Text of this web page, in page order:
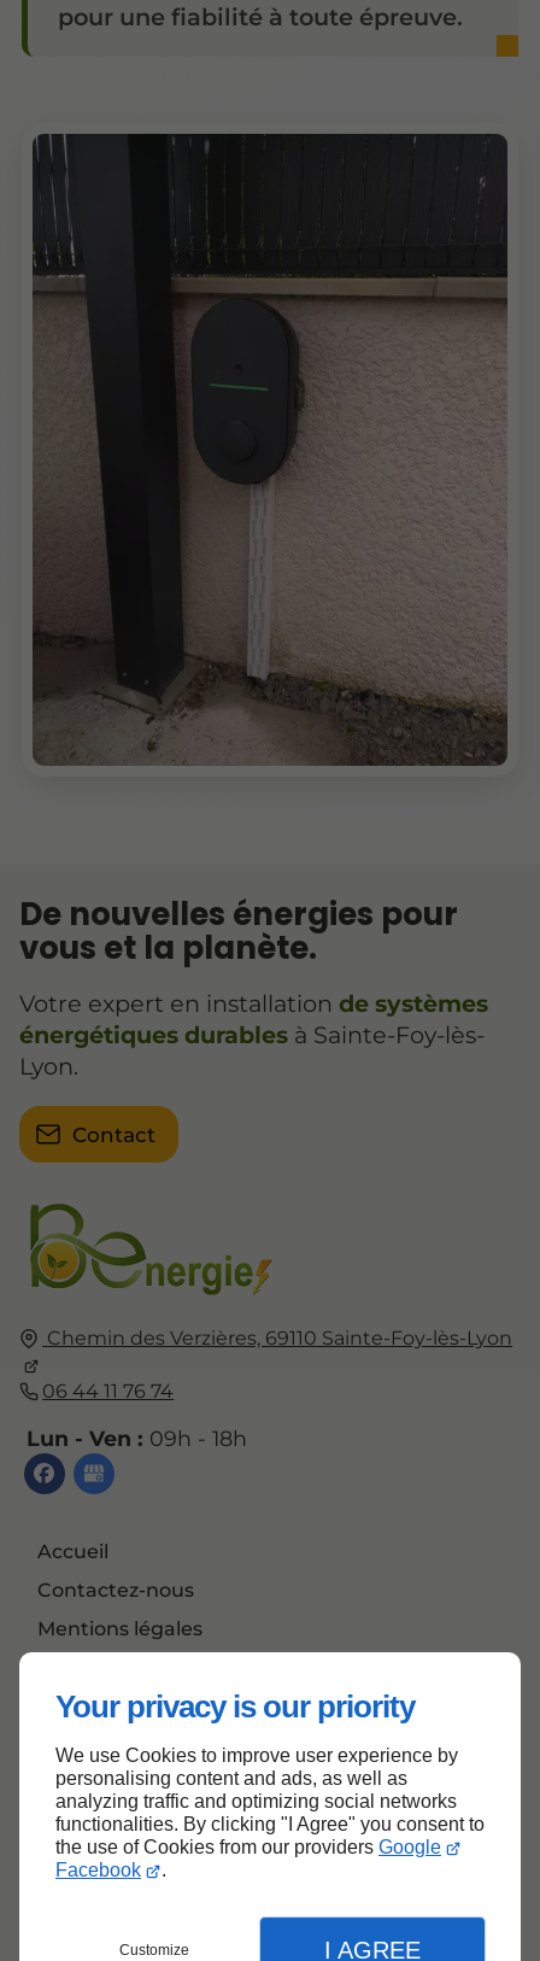
Your privacy is our priority
We use Cookies to improve user experience by
personalising content and ads, as well as
analyzing traffic and optimizing social networks
functionalities. By clicking "I Agree" you consent to
the use of Cookies from our providers Google
Facebook
.
Customize I AGREE
pour une fiabilité à toute épreuve.
Chemin des Verzières, 69110 Sainte-Foy-lès-Lyon
06 44 11 76 74
Lun - Ven : 09h - 18h
Accueil
Contactez-nous
Mentions légales
De nouvelles énergies pour
vous et la planète.
Votre expert en installation de systèmes
énergétiques durables à Sainte-Foy-lès-
Lyon.
Contact
Haut de page